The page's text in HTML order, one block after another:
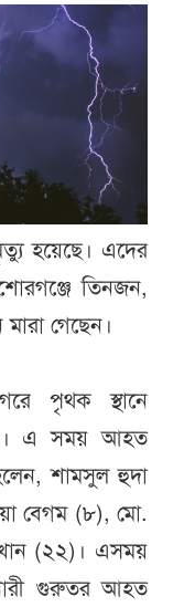
হয়েছে। এদের
তিনজন,
গেছেন।
পৃথক স্থানে
এ সময় আহত
শামসুল হুদা
বেগম (৮), মো.
(২২)। এসময়
গুরুতর আহত